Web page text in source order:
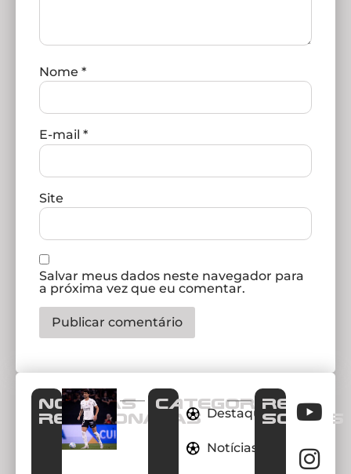
Nome *
E-mail *
Site
Salvar meus dados neste navegador para
a próxima vez que eu comentar.
Notícias
Relacionadas
CATEGORIAS
Destaques
Notícias
REDES
SOCIAIS